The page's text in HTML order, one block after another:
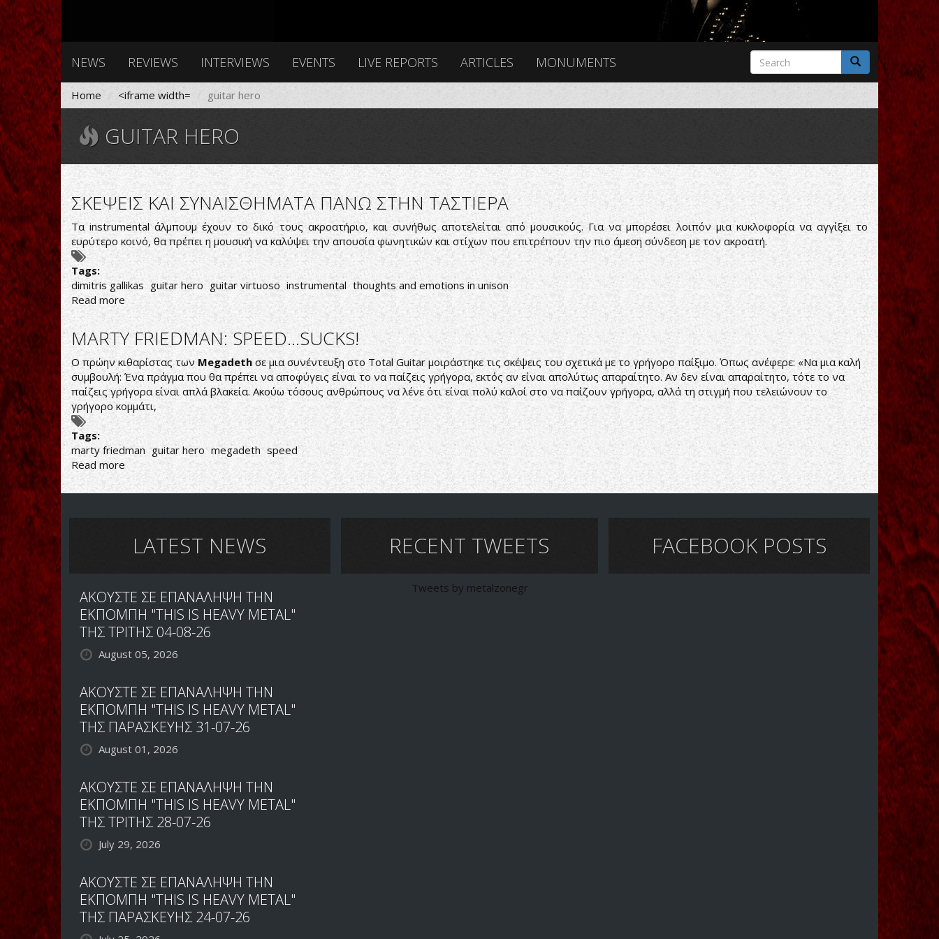
NEWS REVIEWS INTERVIEWS EVENTS LIVE REPORTS ARTICLES MONUMENTS
Search
form
Search
Home <iframe width= guitar hero
GUITAR HERO
ΣΚΕΨΕΙΣ ΚΑΙ ΣΥΝΑΙΣΘΗΜΑΤΑ ΠΑΝΩ ΣΤΗΝ ΤΑΣΤΙΕΡΑ
Τα instrumental άλμπουμ έχουν το δικό τους ακροατήριο, και συνήθως αποτελείται από μουσικούς. Για να μπορέσει λοιπόν μια κυκλοφορία να αγγίξει το
ευρύτερο κοινό, θα πρέπει η μουσική να καλύψει την απουσία φωνητικών και στίχων που επιτρέπουν την πιο άμεση σύνδεση με τον ακροατή.
Tags:
dimitris gallikas guitar hero guitar virtuoso instrumental thoughts and emotions in unison
Read more about
ΣΚΕΨΕΙΣ
ΚΑΙ
ΣΥΝΑΙΣΘΗΜΑΤΑ
ΠΑΝΩ
ΣΤΗΝ
ΤΑΣΤΙΕΡΑ
MARTY FRIEDMAN: SPEED...SUCKS!
Ο πρώην κιθαρίστας των Megadeth σε μια συνέντευξη στο Total Guitar μοιράστηκε τις σκέψεις του σχετικά με το γρήγορο παίξιμο. Όπως ανέφερε: «Να μια καλή
συμβουλή: Ένα πράγμα που θα πρέπει να αποφύγεις είναι το να παίζεις γρήγορα, εκτός αν είναι απολύτως απαραίτητο. Αν δεν είναι απαραίτητο, τότε το να
παίζεις γρήγορα είναι απλά βλακεία. Ακούω τόσους ανθρώπους να λένε ότι είναι πολύ καλοί στο να παίζουν γρήγορα, αλλά τη στιγμή που τελειώνουν το
γρήγορο κομμάτι,
Tags:
marty friedman guitar hero megadeth speed
Read more about
MARTY
FRIEDMAN:
LATEST NEWS
ΑΚΟΥΣΤΕ ΣΕ ΕΠΑΝΑΛΗΨΗ ΤΗΝ
ΕΚΠΟΜΠΗ "THIS IS HEAVY METAL"
ΤΗΣ ΤΡΙΤΗΣ 04-08-26
August 05, 2026
ΑΚΟΥΣΤΕ ΣΕ ΕΠΑΝΑΛΗΨΗ ΤΗΝ
ΕΚΠΟΜΠΗ "THIS IS HEAVY METAL"
ΤΗΣ ΠΑΡΑΣΚΕΥΗΣ 31-07-26
August 01, 2026
ΑΚΟΥΣΤΕ ΣΕ ΕΠΑΝΑΛΗΨΗ ΤΗΝ
ΕΚΠΟΜΠΗ "THIS IS HEAVY METAL"
ΤΗΣ ΤΡΙΤΗΣ 28-07-26
July 29, 2026
ΑΚΟΥΣΤΕ ΣΕ ΕΠΑΝΑΛΗΨΗ ΤΗΝ
ΕΚΠΟΜΠΗ "THIS IS HEAVY METAL"
ΤΗΣ ΠΑΡΑΣΚΕΥΗΣ 24-07-26
RECENT TWEETS
Tweets by metalzonegr
FACEBOOK POSTS